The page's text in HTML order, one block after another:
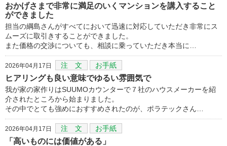
おかげさまで非常に満足のいくマンションを講入すること
ができました
担当の綱島さんがすべてにおいて迅速に対応していただき非常にス
ムーズに取引きすることができました。
また価格の交渉についても、相談に乗っていただき本当に…
2026年04月17日 注 文 お手紙
ヒアリングも良い意味でゆるい雰囲気で
我が家の家作りはSUUMOカウンターで７社のハウスメーカーを紹
介されたところから始まりました。
その中でとても強めにおすすめされたのが、ポラテックさん…
2026年04月17日 注 文 お手紙
「高いものには価値がある」